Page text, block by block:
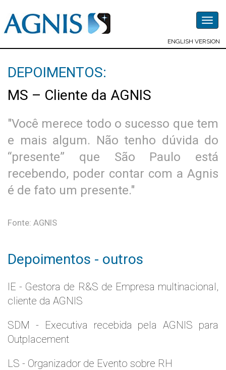
ENGLISH VERSION
DEPOIMENTOS:
MS – Cliente da AGNIS
"Você merece todo o sucesso que tem
e mais algum. Não tenho dúvida do
“presente” que São Paulo está
recebendo, poder contar com a Agnis
é de fato um presente."
Fonte: AGNIS
Depoimentos - outros
IE - Gestora de R&S de Empresa multinacional,
cliente da AGNIS
SDM - Executiva recebida pela AGNIS para
Outplacement
LS - Organizador de Evento sobre RH